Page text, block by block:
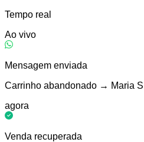
Tempo real
Ao vivo
Mensagem enviada
Carrinho abandonado → Maria
agora
Venda recuperada